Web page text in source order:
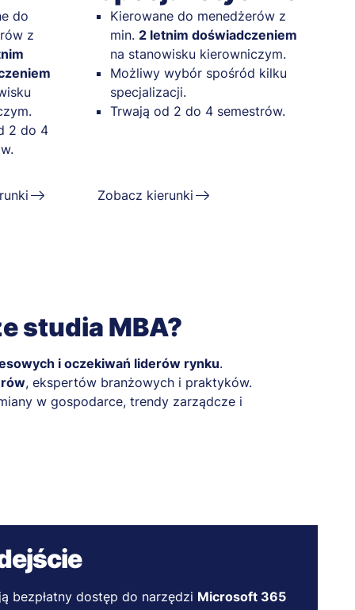
do
z
2 do 4
Kierowane do menedżerów z
min. 2 letnim doświadczeniem
na stanowisku kierowniczym.
Możliwy wybór spośród kilku
specjalizacji.
Trwają od 2 do 4 semestrów.
Zobacz kierunki
studia MBA?
i oczekiwań liderów rynku.
, ekspertów branżowych i praktyków.
w gospodarce, trendy zarządcze i
bezpłatny dostęp do narzędzi Microsoft 365